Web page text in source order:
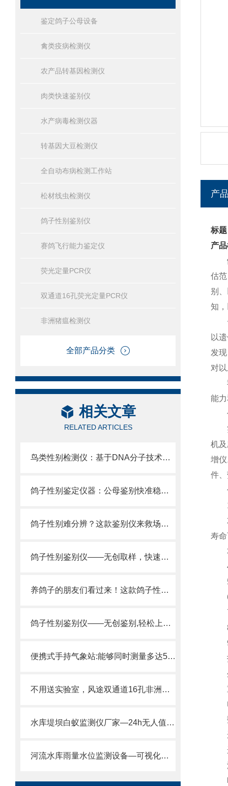
鉴定鸽子公母设备
禽类疫病检测仪
农产品转基因检测仪
肉类快速鉴别仪
水产病毒检测仪器
转基因大豆检测仪
全自动布病检测工作站
松材线虫检测仪
鸽子性别鉴别仪
赛鸽飞行能力鉴定仪
荧光定量PCR仪
双通道16孔荧光定量PCR仪
非洲猪瘟检测仪
全部产品分类
相关文章
RELATED ARTICLES
鸟类性别检测仪：基于DNA分子技术公母立判 鹦鹉·鸽子·珍禽通用平台。
鸽子性别鉴定仪器：公母鉴别快准稳，提升育种与比赛效率！
鸽子性别难分辨？这款鉴别仪来救场！智能检测，轻松知晓，养鸽更轻松！
鸽子性别鉴别仪——无创取样，快速精准，轻松鉴别鸽子性别
养鸽子的朋友们看过来！这款鸽子性别鉴别仪绝对是您的养殖神器！
鸽子性别鉴别仪——无创鉴别,轻松上手的鉴定鸽子公母设备2025全+境+派+送
便携式手持气象站:能够同时测量多达5项关键的气象要素2025推送
不用送实验室，风途双通道16孔非洲猪瘟检测仪在猪场就能做非洲猪瘟检测。
水库堤坝白蚁监测仪厂家—24h无人值守监测,自动化智能预警2025全+境+派+送
河流水库雨量水位监测设备—可视化水雨情监测预警系统@2024全网推送
产
标
产
估
别
知
以
发
对
我
能
仪
实
机
增
件
仪
1
2
寿
3
4
5
6
7
8
9
技
外
重
电
数
运
运
海
噪